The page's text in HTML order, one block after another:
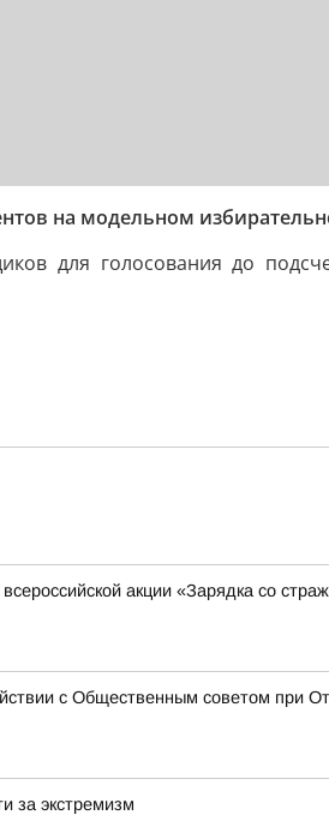
на модельном
для голосования до
акции «Зарядка со
с Общественным советом при
за экстремизм